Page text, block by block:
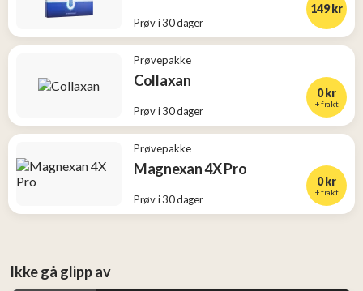
Prøv i 30 dager
149 kr
Prøvepakke
Collaxan
Prøv i 30 dager
0 kr
+ frakt
Prøvepakke
Magnexan 4X Pro
Prøv i 30 dager
0 kr
+ frakt
Ikke gå glipp av